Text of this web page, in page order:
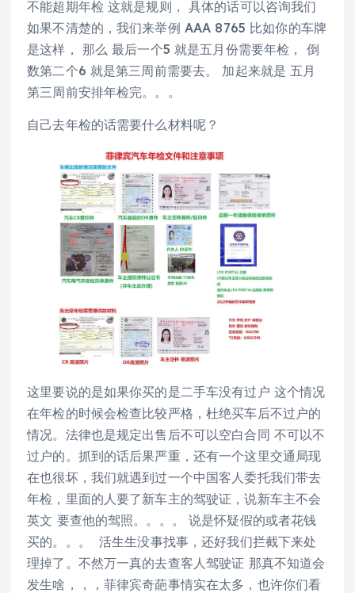
不能超期年检 这就是规则， 具体的话可以咨询我们
如果不清楚的，我们来举例 AAA 8765 比如你的车牌
是这样， 那么 最后一个5 就是五月份需要年检， 倒
数第二个6 就是第三周前需要去。 加起来就是 五月
第三周前安排年检完。。。
自己去年检的话需要什么材料呢？
这里要说的是如果你买的是二手车没有过户 这个情况
在年检的时候会检查比较严格，杜绝买车后不过户的
情况。法律也是规定出售后不可以空白合同 不可以不
过户的。抓到的话后果严重，还有一个这里交通局现
在也很坏，我们就遇到过一个中国客人委托我们带去
年检，里面的人要了新车主的驾驶证，说新车主不会
英文 要查他的驾照。。。。 说是怀疑假的或者花钱
买的。。。 活生生没事找事，还好我们拦截下来处
理掉了。不然万一真的去查客人驾驶证 那真不知道会
发生啥，，，菲律宾奇葩事情实在太多，也许你们看